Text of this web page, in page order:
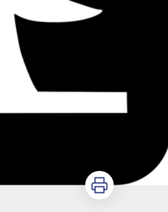
Imprimer